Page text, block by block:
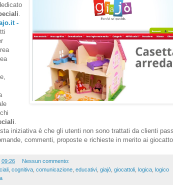
-
iniziativa è che gli utenti non sono trattati da clienti
commenti, proposte e richieste in merito ai
09:26
Nessun commento:
cognitiva comunicazione educativi giajò giocattoli logica logico